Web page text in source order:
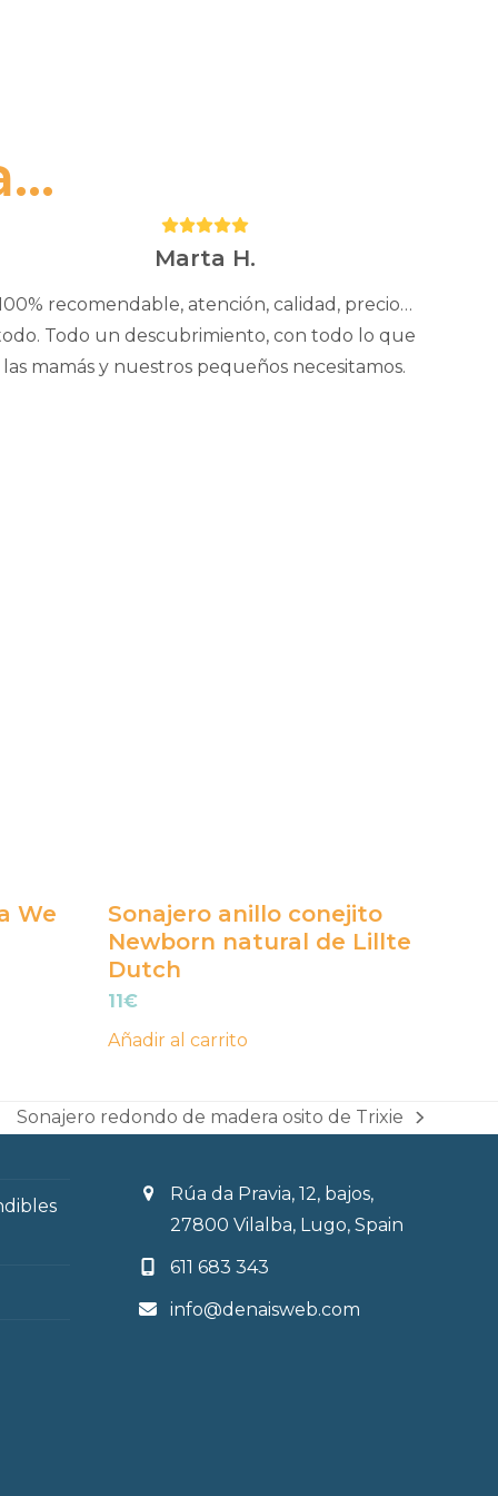
Puntuación:
5
Marta H.
recomendable, atención, calidad, precio…
Todo un descubrimiento, con todo lo que
las mamás y nuestros pequeños necesitamos.
We
Sonajero anillo conejito
Newborn natural de Lillte
Dutch
11€
Añadir al carrito
next
Sonajero redondo de madera osito de Trixie
Rúa da Pravia, 12, bajos,
27800 Vilalba, Lugo, Spain
611 683 343
info@denaisweb.com